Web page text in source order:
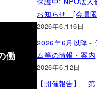
働
お知らせ [会員
2026年6月16日
2026年6月以降～
ム等の情報・案内
2026年6月2日
【開催報告】